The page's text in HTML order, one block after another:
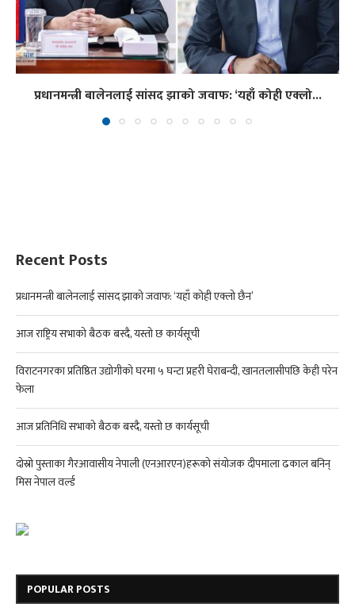
प्रधानमन्त्री बालेनलाई सांसद झाको जवाफ: ‘यहाँ कोही एक्लो...
Recent Posts
प्रधानमन्त्री बालेनलाई सांसद झाको जवाफ: ‘यहाँ कोही एक्लो छैन’
आज राष्ट्रिय सभाको बैठक बस्दै, यस्तो छ कार्यसूची
विराटनगरका प्रतिष्ठित उद्योगीको घरमा ५ घन्टा प्रहरी घेराबन्दी, खानतलासीपछि केही परेन
फेला
आज प्रतिनिधि सभाको बैठक बस्दै, यस्तो छ कार्यसूची
दोस्रो पुस्ताका गैरआवासीय नेपाली (एनआरएन)हरूको संयोजक दीपमाला ढकाल बनिन्
मिस नेपाल वर्ल्ड
POPULAR POSTS